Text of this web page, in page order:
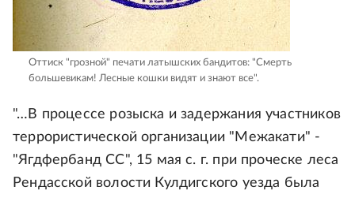
Оттиск "грозной" печати латышских бандитов: "Смерть
большевикам! Лесные кошки видят и знают все".
"…В процессе розыска и задержания участников
террористической организации "Межакати" -
"Ягдфербанд СС", 15 мая с. г. при проческе леса
Рендасской волости Кулдигского уезда была